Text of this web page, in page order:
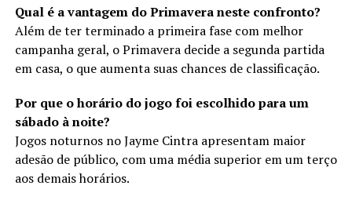
Qual é a vantagem do Primavera neste confronto?
Além de ter terminado a primeira fase com melhor
campanha geral, o Primavera decide a segunda partida
em casa, o que aumenta suas chances de classificação.
Por que o horário do jogo foi escolhido para um
sábado à noite?
Jogos noturnos no Jayme Cintra apresentam maior
adesão de público, com uma média superior em um terço
aos demais horários.